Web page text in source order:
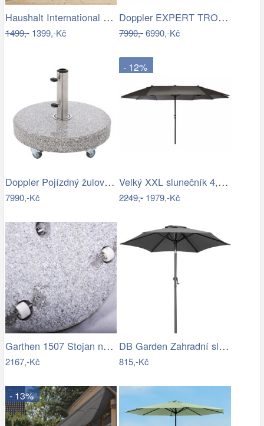
Haushalt International Dřevěný…
1499,-1399,-Kč
Doppler EXPERT TROLLEY 50kg - pojízdný…
7990,-6990,-Kč
Doppler Pojízdný žulový stojan s…
7990,-Kč
- 12%
Velký XXL slunečník 4,5 m - antracit,…
2249,-1979,-Kč
Garthen 1507 Stojan na slunečník …
2167,-Kč
DB Garden Zahradní slunečník Diane…
815,-Kč
- 13%